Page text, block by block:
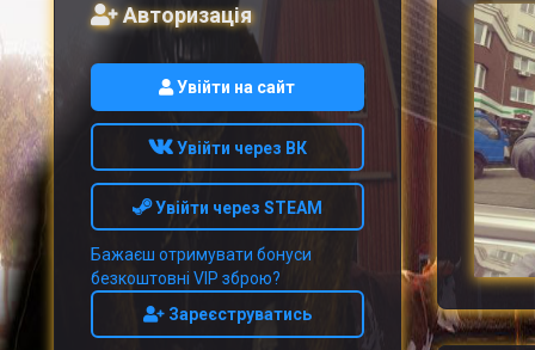
Авторизація
Увійти на сайт
Увійти через ВК
Увійти через STEAM
Бажаєш отримувати бонуси
безкоштовні VIP зброю?
Зареєструватись